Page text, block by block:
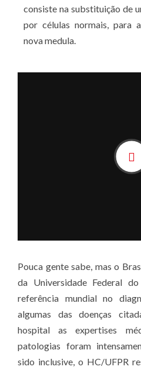
consiste na substituição de
por células normais, para
nova medula.
Pouca gente sabe, mas o
da Universidade Federal
referência mundial no
algumas das doenças
hospital as expertises
patologias foram
sido inclusive, o HC/UFPR